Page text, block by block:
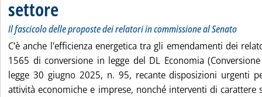
settore
Il fascicolo delle proposte dei relatori in commissione al Senato
C'è anche l'efficienza energetica tra gli emendamenti dei
1565 di conversione in legge del DL Economia
legge 30 giugno 2025, n. 95, recante disposizioni urgenti
attività economiche e imprese, nonché interventi di carattere